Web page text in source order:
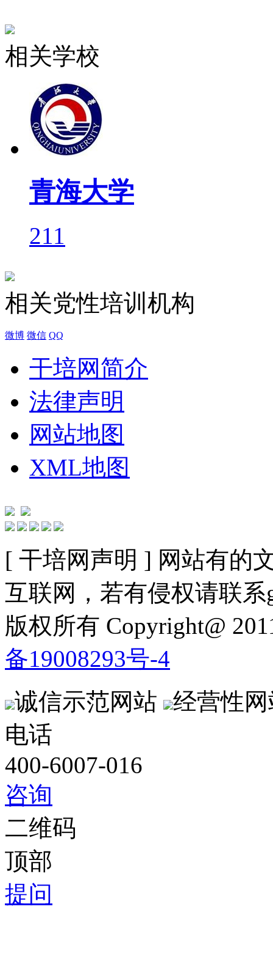
相关学校
青海大学
211
相关党性培训机构
微博 微信 QQ
干培网简介
法律声明
网站地图
XML地图
[ 干培网声明 ] 网站有的
互联网，若有侵权请联系
版权所有 Copyright@
备19008293号-4
诚信示范网站
经营性
电话
400-6007-016
咨询
二维码
顶部
提问